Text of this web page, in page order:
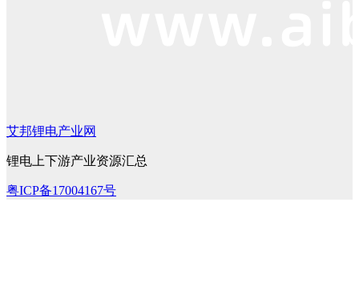
艾邦锂电产业网
锂电上下游产业资源汇总
粤ICP备17004167号